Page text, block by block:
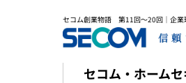
セコム・ホーム
セコム創業物語 第11回～20回｜企業